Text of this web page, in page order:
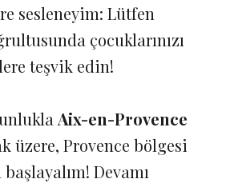
sesleneyim: Lütfen
çocuklarınızı
teşvik edin!
Aix-en-Provence
üzere, Provence bölgesi
Devamı